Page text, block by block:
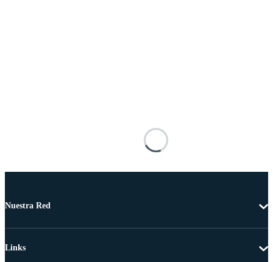
Nuestra Red
Links